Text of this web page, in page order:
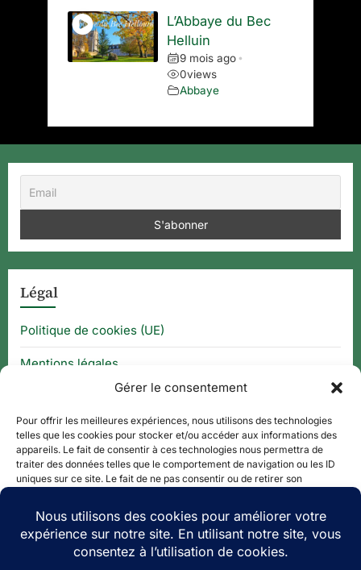
Gérer le consentement
Pour offrir les meilleures expériences, nous utilisons des technologies
telles que les cookies pour stocker et/ou accéder aux informations des
appareils. Le fait de consentir à ces technologies nous permettra de
traiter des données telles que le comportement de navigation ou les ID
uniques sur ce site. Le fait de ne pas consentir ou de retirer son
Accepter
L’Abbaye du Bec
Helluin
9 mois ago •
0views
Abbaye
Légal
Politique de cookies (UE)
Mentions légales
Thématique
QUE FAIRE À ?